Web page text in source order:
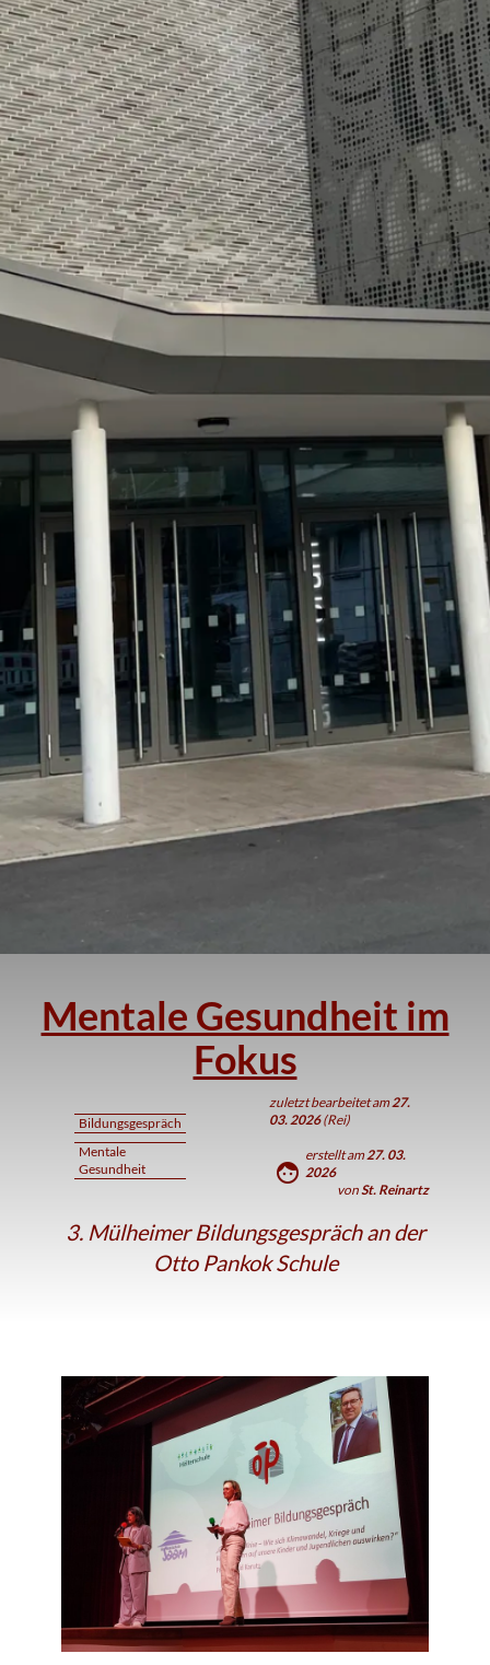
Mentale Gesundheit im
Fokus
Bildungsgespräch
Mentale
Gesundheit
zuletzt bearbeitet am27.
03. 2026(Rei)
face
erstellt am27. 03.
2026
vonSt. Reinartz
3. Mülheimer Bildungsgespräch an der
Otto Pankok Schule